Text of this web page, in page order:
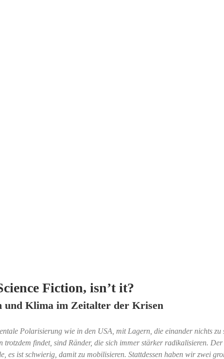
Fiction, isn’t it?
und Klima im Zeitalter der Krisen
Polarisierung wie in den USA, mit Lagern, die einander nichts
trotzdem findet, sind Ränder, die sich immer stärker radikalisieren.
es ist schwierig, damit zu mobilisieren. Stattdessen haben wir zwei